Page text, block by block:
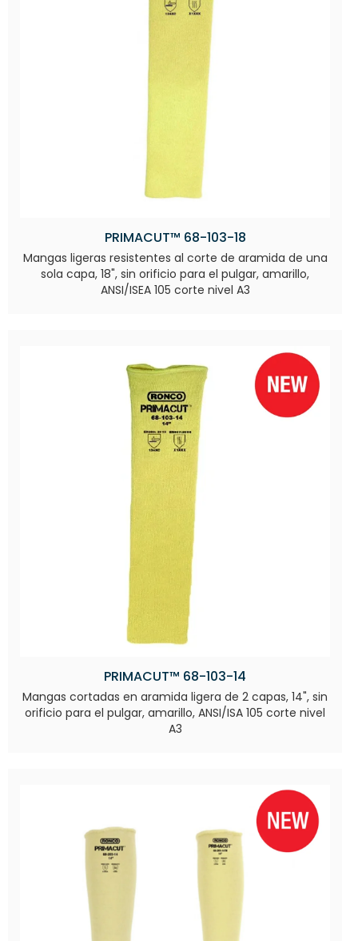
PRIMACUT™ 68-103-18
Mangas ligeras resistentes al corte de aramida de una
sola capa, 18", sin orificio para el pulgar, amarillo,
ANSI/ISEA 105 corte nivel A3
PRIMACUT™ 68-103-14
Mangas cortadas en aramida ligera de 2 capas, 14", sin
orificio para el pulgar, amarillo, ANSI/ISA 105 corte nivel
A3